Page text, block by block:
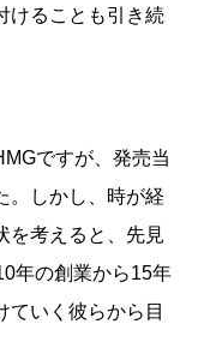
けることも引き続
ですが、発売当
。しかし、時が経
を考えると、先見
年の創業から15年
ていく 彼らから目